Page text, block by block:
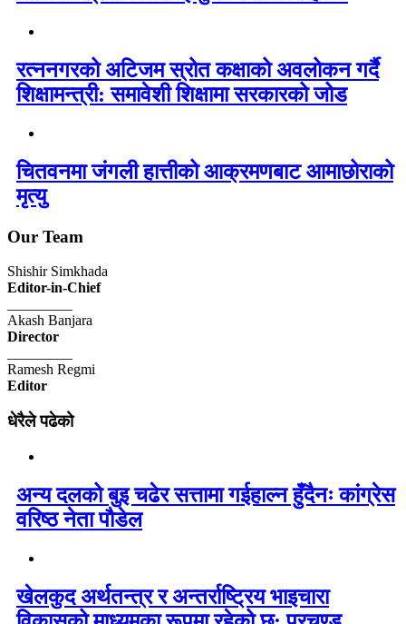
रत्ननगरको अटिजम स्रोत कक्षाको अवलोकन गर्दै
शिक्षामन्त्री: समावेशी शिक्षामा सरकारको जोड
चितवनमा जंगली हात्तीको आक्रमणबाट आमाछोराको
मृत्यु
Our Team
Shishir Simkhada
Editor-in-Chief
Akash Banjara
Director
Ramesh Regmi
Editor
धेरैले पढेको
अन्य दलको बुइ चढेर सत्तामा गईहाल्न हुँदैनः कांग्रेस
वरिष्ठ नेता पौडेल
खेलकुद अर्थतन्त्र र अन्तर्राष्ट्रिय भाइचारा